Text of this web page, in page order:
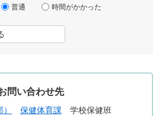
普通 時間がかかった
問い合わせ先
保健体育課
学校保健班